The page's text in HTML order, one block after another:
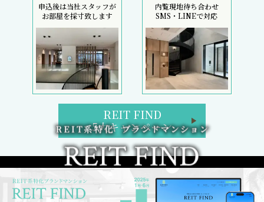
申込後は当社スタッフが
お部屋を採寸致します
内覧現地待ち合わせ
SMS・LINEで対応
REIT FIND
5大キャンペーン